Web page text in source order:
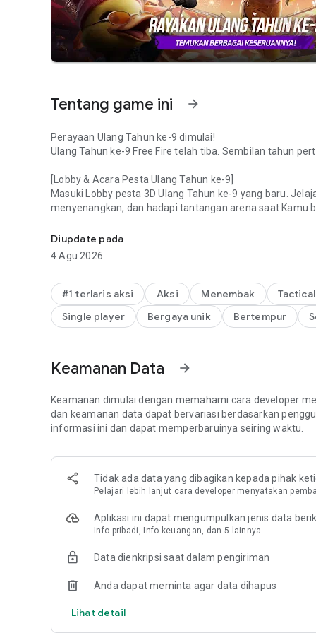
Tentang game ini arrow_forward
Perayaan Ulang Tahun ke-9 dimulai!
Ulang Tahun ke-9 Free Fire telah tiba. Sembilan tahun
[Lobby & Acara Pesta Ulang Tahun ke-9]
Masuki Lobby pesta 3D Ulang Tahun ke-9 yang baru.
menyenangkan, dan hadapi tantangan arena saat Kamu
[BR Bertema]
Factory di Bermuda mendapatkan perubahan tampilan
tim tereliminasi, Kamudapat berinteraksi dengan loot
[Poin Keunggulan CS]
pertandingan.
Sistem peningkatan skill dan awaken senjata baru kini
peningkatan yang berbeda, dan gunakan Pengaktif
tempur yang lebih kaya.
[Ulasan Pertandingan BR]
Ingin meningkatkan taktik BR Kamu? Setelah
pergerakan, eliminasi, dan posisi musuh, membantu
Free Fire adalah game tembak-menembak bertahan
dengan 49 pemain lain, yang semuanya berjuang untuk
menjelajahi peta yang luas, bersembunyi di alam liar,
tugas.
Diupdate pada
4 Agu 2026
#1 terlaris aksi Aksi Menembak
Single player
Bergaya unik Bertempur
Keamanan Data arrow_forward
Keamanan dimulai dengan memahami cara developer
dan keamanan data dapat bervariasi berdasarkan
informasi ini dan dapat memperbaruinya seiring waktu.
Tidak ada data yang dibagikan kepada pihak
Pelajari lebih lanjut cara developer menyatakan
Aplikasi ini dapat mengumpulkan jenis data
Info pribadi, Info keuangan, dan 5 lainnya
Data dienkripsi saat dalam pengiriman
Anda dapat meminta agar data dihapus
Lihat detail